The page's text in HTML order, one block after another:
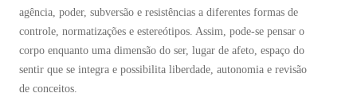
agência, poder, subversão e resistências a diferentes formas de
controle, normatizações e estereótipos. Assim, pode-se pensar o
corpo enquanto uma dimensão do ser, lugar de afeto, espaço do
sentir que se integra e possibilita liberdade, autonomia e revisão
de conceitos.